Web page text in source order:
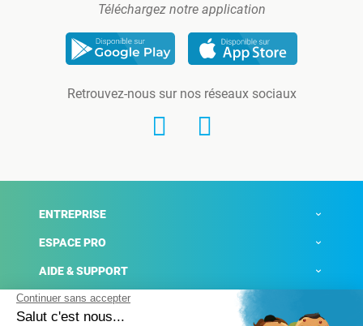
Téléchargez notre application
Retrouvez-nous sur nos réseaux sociaux
ENTREPRISE
ESPACE PRO
AIDE & SUPPORT
ACTUALITÉS